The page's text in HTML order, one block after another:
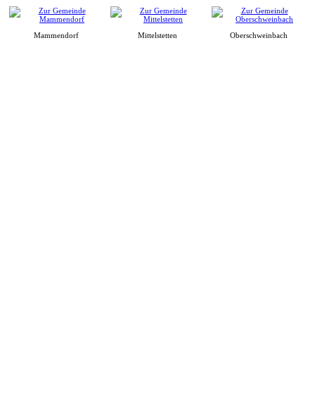
Mammendorf Mittelstetten Oberschweinbach